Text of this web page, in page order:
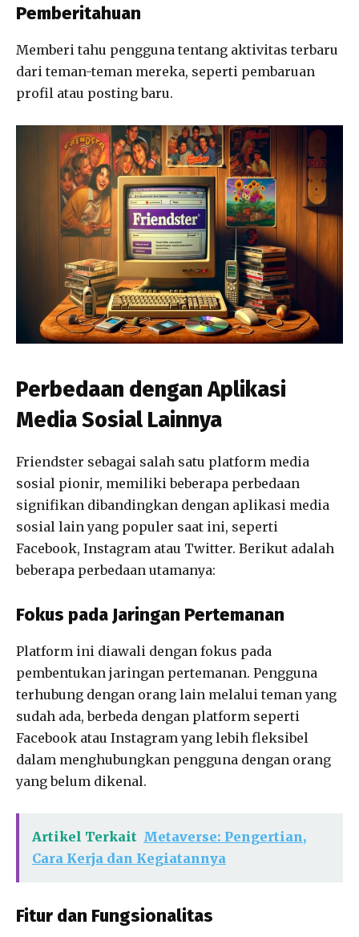
Pemberitahuan
Memberi tahu pengguna tentang aktivitas terbaru
dari teman-teman mereka, seperti pembaruan
profil atau posting baru.
Perbedaan dengan Aplikasi
Media Sosial Lainnya
Friendster sebagai salah satu platform media
sosial pionir, memiliki beberapa perbedaan
signifikan dibandingkan dengan aplikasi media
sosial lain yang populer saat ini, seperti
Facebook, Instagram atau Twitter. Berikut adalah
beberapa perbedaan utamanya:
Fokus pada Jaringan Pertemanan
Platform ini diawali dengan fokus pada
pembentukan jaringan pertemanan. Pengguna
terhubung dengan orang lain melalui teman yang
sudah ada, berbeda dengan platform seperti
Facebook atau Instagram yang lebih fleksibel
dalam menghubungkan pengguna dengan orang
yang belum dikenal.
Artikel Terkait Metaverse: Pengertian,
Cara Kerja dan Kegiatannya
Fitur dan Fungsionalitas